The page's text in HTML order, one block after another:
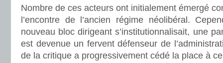
Nombre de ces acteurs ont initialement émergé
l’encontre de l’ancien régime néolibéral.
nouveau bloc dirigeant s’institutionnalisait, une
est devenue un fervent défenseur de
de la critique a progressivement cédé la place à